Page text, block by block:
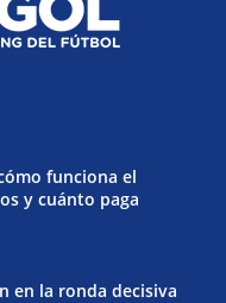
funciona el
y cuánto paga
en la ronda decisiva